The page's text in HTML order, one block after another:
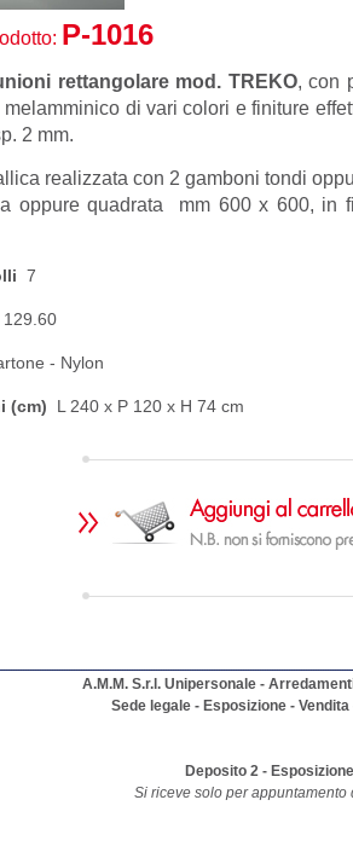
P-1016
rettangolare mod. TREKO, con
melamminico di vari colori e finiture
2 mm.
realizzata con 2 gamboni tondi
oppure quadrata mm 600 x 600, in
7
129.60
- Nylon
(cm) L 240 x P 120 x H 74 cm
A.M.M. S.r.l. Unipersonale -
Sede legale - Esposizione -
Deposito 2 -
Si riceve solo per